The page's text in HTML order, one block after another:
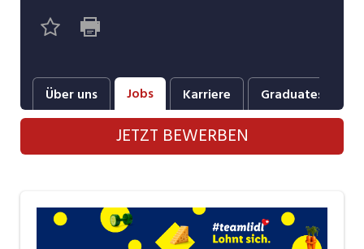
Management / Kader
Lebensmittel
Industrie, Maschinenbau, Anlagenbau,
Produktion
Informatik, Telekommunikation
Körperpflege, Wellness
Marketing, Kommunikation, Medien, Druck
Über uns Jobs Karriere Graduates
JETZT BEWERBEN